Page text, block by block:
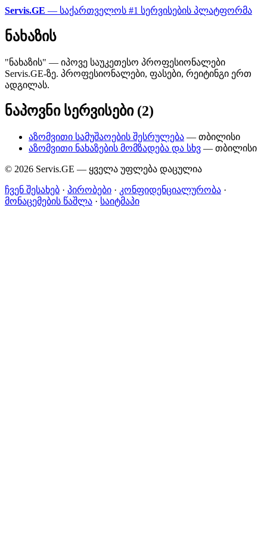
Servis.GE — საქართველოს #1 სერვისების პლატფორმა
ნახაზის
"ნახაზის" — იპოვე საუკეთესო პროფესიონალები
Servis.GE-ზე. პროფესიონალები, ფასები, რეიტინგი ერთ
ადგილას.
ნაპოვნი სერვისები (2)
აზომვითი სამუშაოების შესრულება — თბილისი
აზომვითი ნახაზების მომზადება და სხვ — თბილისი
© 2026 Servis.GE — ყველა უფლება დაცულია
ჩვენ შესახებ · პირობები · კონფიდენციალურობა ·
მონაცემების წაშლა · საიტმაპი